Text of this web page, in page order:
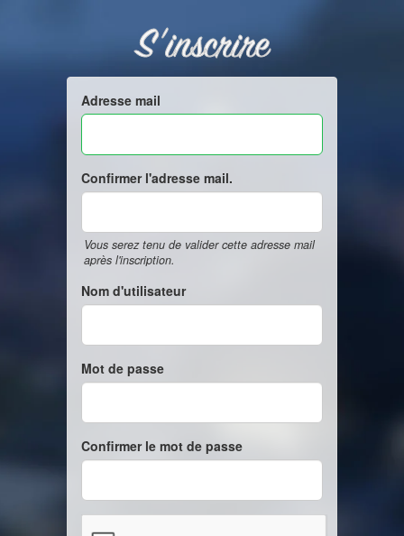
S'inscrire
Adresse mail
Confirmer l'adresse mail.
Vous serez tenu de valider cette adresse mail
après l'inscription.
Nom d'utilisateur
Mot de passe
Confirmer le mot de passe